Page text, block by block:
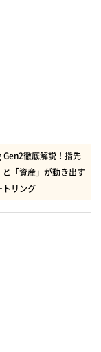
Gen2徹底解説！指先
「資産」が動き出す
トリング